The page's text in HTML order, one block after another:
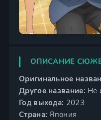
ОПИСАНИЕ
Оригинальное
Другое название: Не
Год выхода: 2023
Страна: Япония